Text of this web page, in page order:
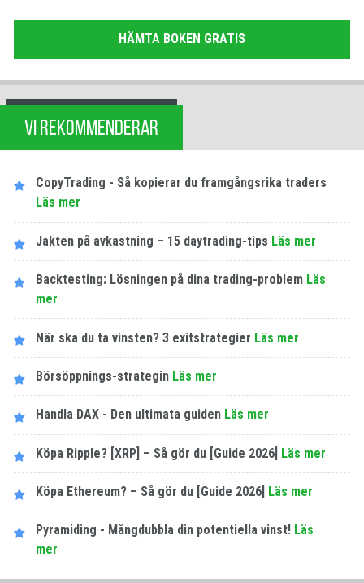
HÄMTA BOKEN GRATIS
VI REKOMMENDERAR
CopyTrading - Så kopierar du framgångsrika traders
Läs mer
Jakten på avkastning – 15 daytrading-tips Läs mer
Backtesting: Lösningen på dina trading-problem Läs
mer
När ska du ta vinsten? 3 exitstrategier Läs mer
Börsöppnings-strategin Läs mer
Handla DAX - Den ultimata guiden Läs mer
Köpa Ripple? [XRP] – Så gör du [Guide 2026] Läs mer
Köpa Ethereum? – Så gör du [Guide 2026] Läs mer
Pyramiding - Mångdubbla din potentiella vinst! Läs
mer